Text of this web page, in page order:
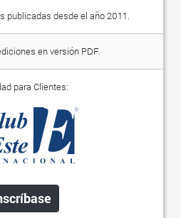
publicadas desde el año 2011.
en versión PDF.
para Clientes: